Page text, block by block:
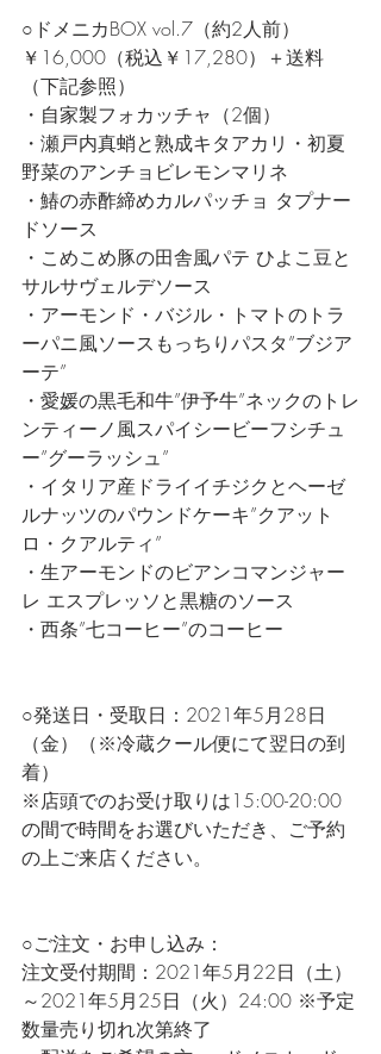
○ドメニカBOX vol.7（約2人前）
￥16,000（税込￥17,280）＋送料
（下記参照）
・自家製フォカッチャ（2個）
・瀬戸内真蛸と熟成キタアカリ・初夏
野菜のアンチョビレモンマリネ
・鰆の赤酢締めカルパッチョ タプナー
ドソース
・こめこめ豚の田舎風パテ ひよこ豆と
サルサヴェルデソース
・アーモンド・バジル・トマトのトラ
ーパニ風ソースもっちりパスタ”ブジア
ーテ”
・愛媛の黒毛和牛”伊予牛”ネックのトレ
ンティーノ風スパイシービーフシチュ
ー”グーラッシュ”
・イタリア産ドライイチジクとヘーゼ
ルナッツのパウンドケーキ”クアット
ロ・クアルティ”
・生アーモンドのビアンコマンジャー
レ エスプレッソと黒糖のソース
・西条”七コーヒー”のコーヒー
○発送日・受取日：2021年5月28日
（金）（※冷蔵クール便にて翌日の到
着）
※店頭でのお受け取りは15:00-20:00
の間で時間をお選びいただき、ご予約
の上ご来店ください。
○ご注文・お申し込み：
注文受付期間：2021年5月22日（土）
～2021年5月25日（火）24:00 ※予定
数量売り切れ次第終了